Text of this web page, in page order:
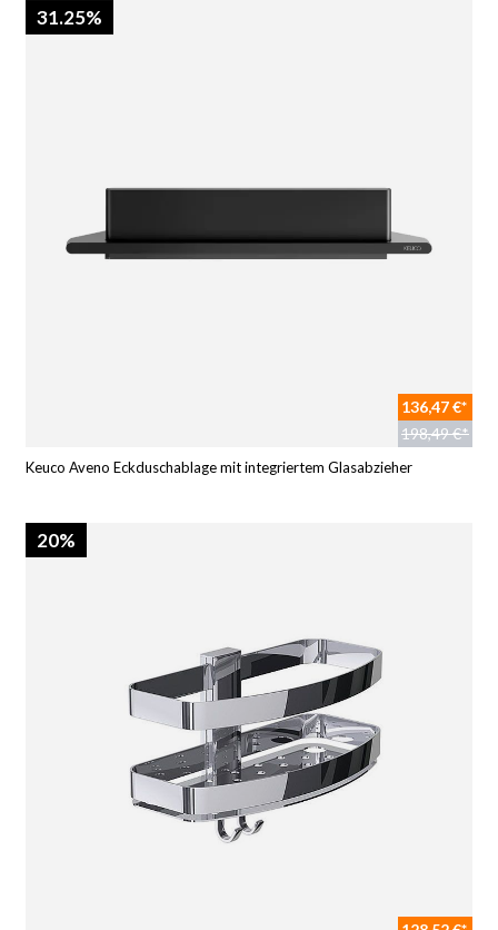
31.25%
136,47 €*
198,49 €*
Keuco Aveno Eckduschablage mit integriertem Glasabzieher
20%